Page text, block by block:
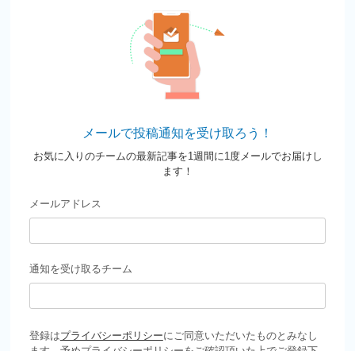
メールで投稿通知を受け取ろう！
お気に入りのチームの最新記事を1週間に1度メールでお届けし
ます！
メールアドレス
通知を受け取るチーム
登録はプライバシーポリシーにご同意いただいたものとみなし